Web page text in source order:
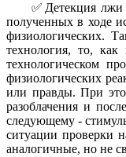
✅Детекция лжи –
полученных в ходе
физиологических.
технология, то,
технологическом
физиологических
или правды. При
разоблачения и
следующему -
ситуации проверки
аналогичные, но не